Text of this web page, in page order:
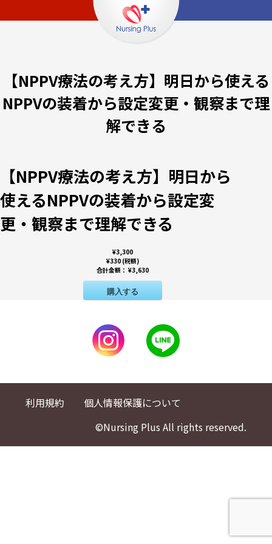
【NPPV療法の考え方】明日から使える
NPPVの装着から設定変更・観察まで理
解できる
【NPPV療法の考え方】明日から
使えるNPPVの装着から設定変
更・観察まで理解できる
¥3,300
¥330 (税額)
合計金額： ¥3,630
購入する
利用規約
個人情報保護について
©Nursing Plus All rights reserved.